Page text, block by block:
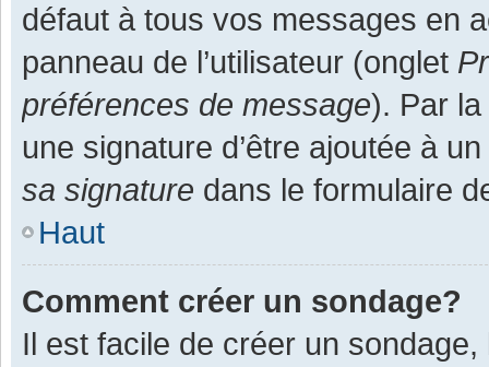
défaut à tous vos messages en
panneau de l’utilisateur (onglet
préférences de message). Par
une signature d’être ajoutée à
sa signature dans le formulaire
Haut
Comment créer un sondage?
Il est facile de créer un